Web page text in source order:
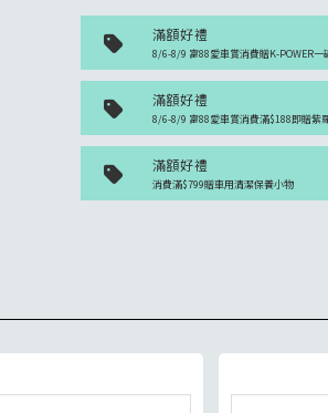
滿額好禮
8/6-8/9 富88愛車賞消費贈K-POWER一
滿額好禮
8/6-8/9 富88愛車賞消費滿$188即贈紫
滿額好禮
消費滿$799贈車用清潔保養小物